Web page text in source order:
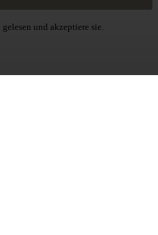
gelesen und akzeptiere sie.